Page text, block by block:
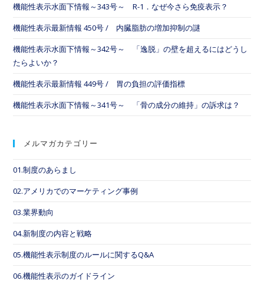
機能性表示水面下情報～343号～ R-1．なぜ今さら免疫表示？
機能性表示最新情報 450号 / 内臓脂肪の増加抑制の謎
機能性表示水面下情報～342号～ 「逸脱」の壁を超えるにはどうし
たらよいか？
機能性表示最新情報 449号 / 胃の負担の評価指標
機能性表示水面下情報～341号～ 「骨の成分の維持」の訴求は？
メルマガカテゴリー
01.制度のあらまし
02.アメリカでのマーケティング事例
03.業界動向
04.新制度の内容と戦略
05.機能性表示制度のルールに関するQ&A
06.機能性表示のガイドライン